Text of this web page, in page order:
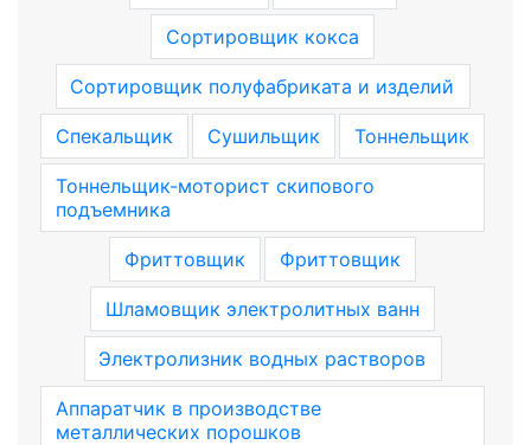
Сортировщик кокса
Сортировщик полуфабриката и изделий
Спекальщик Сушильщик Тоннельщик
Тоннельщик-моторист скипового
подъемника
Фриттовщик Фриттовщик
Шламовщик электролитных ванн
Электролизник водных растворов
Аппаратчик в производстве
металлических порошков